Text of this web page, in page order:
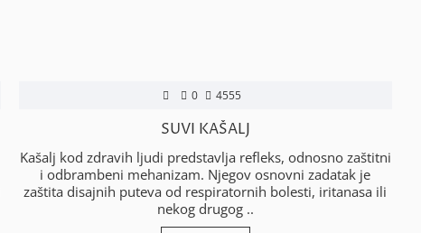
0 4555
SUVI KAŠALJ
Kašalj kod zdravih ljudi predstavlja refleks, odnosno zaštitni
i odbrambeni mehanizam. Njegov osnovni zadatak je
zaštita disajnih puteva od respiratornih bolesti, iritanasa ili
nekog drugog ..